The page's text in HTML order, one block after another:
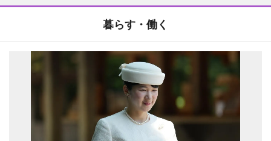
暮らす・働く